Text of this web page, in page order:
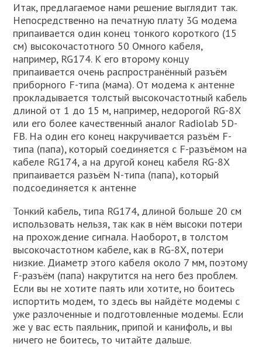
Итак, предлагаемое нами решение выглядит так.
Непосредственно на печатную плату 3G модема
припаивается один конец тонкого короткого (15
см) высокочастотного 50 Омного кабеля,
например, RG174. К его второму концу
припаивается очень распространённый разъём
приборного F-типа (мама). От модема к антенне
прокладывается толстый высокочастотный кабель
длиной от 1 до 15 м, например, недорогой RG-8X
или его более качественный аналог Radiolab 5D-
FB. На один его конец накручивается разъём F-
типа (папа), который соединяется с F-разъёмом на
кабеле RG174, а на другой конец кабеля RG-8X
припаивается разъём N-типа (папа), который
подсоединяется к антенне
Тонкий кабель, типа RG174, длиной больше 20 см
использовать нельзя, так как в нём высоки потери
на прохождение сигнала. Наоборот, в толстом
высокочастотном кабеле, как в RG-8X, потери
низкие. Диаметр этого кабеля около 7 мм, поэтому
F-разъём (папа) накрутится на него без проблем.
Если вы не хотите паять или хотите, но боитесь
испортить модем, то здесь вы найдёте модемы с
уже разлоченные и подготовленные модемы. Если
же у вас есть паяльник, припой и канифоль, и вы
ничего не боитесь, то читайте дальше.